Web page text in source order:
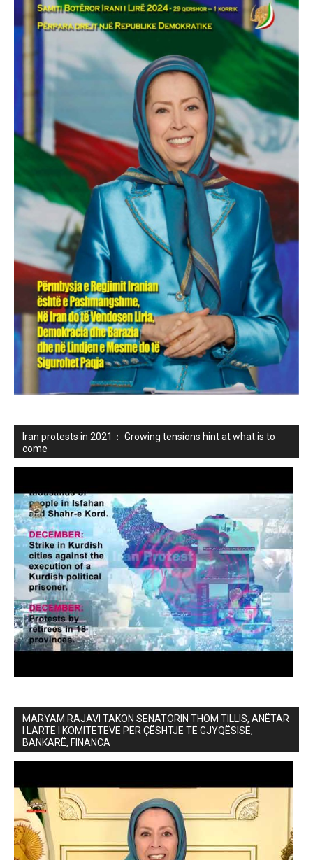
Iran protests in 2021： Growing tensions hint at what is to
come
MARYAM RAJAVI TAKON SENATORIN THOM TILLIS, ANËTAR
I LARTË I KOMITETEVE PËR ÇËSHTJE TË GJYQËSISË,
BANKARË, FINANCA